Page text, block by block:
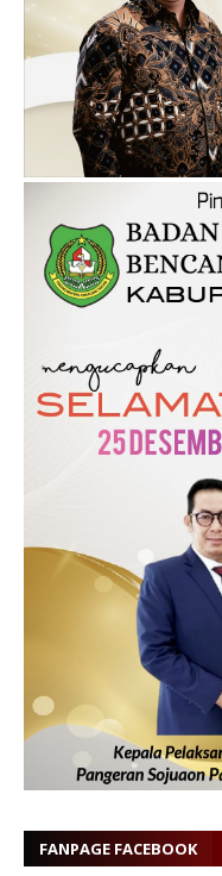
FANPAGE FACEBOOK